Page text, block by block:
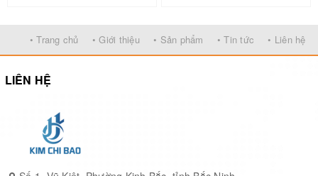
• Trang chủ • Giới thiệu • Sản phẩm • Tin tức • Liên hệ
LIÊN HỆ